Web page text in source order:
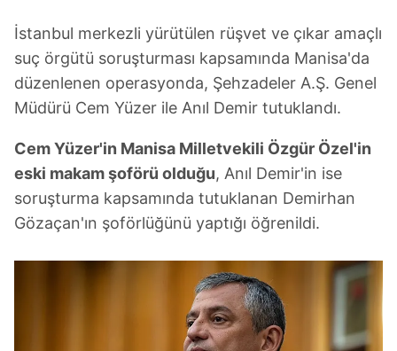
İstanbul merkezli yürütülen rüşvet ve çıkar amaçlı
suç örgütü soruşturması kapsamında Manisa'da
düzenlenen operasyonda, Şehzadeler A.Ş. Genel
Müdürü Cem Yüzer ile Anıl Demir tutuklandı.
Cem Yüzer'in Manisa Milletvekili Özgür Özel'in
eski makam şoförü olduğu, Anıl Demir'in ise
soruşturma kapsamında tutuklanan Demirhan
Gözaçan'ın şoförlüğünü yaptığı öğrenildi.